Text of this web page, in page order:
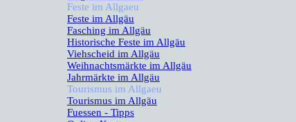
Feste im Allgaeu
Feste im Allgäu
Fasching im Allgäu
Historische Feste im Allgäu
Viehscheid im Allgäu
Weihnachtsmärkte im Allgäu
Jahrmärkte im Allgäu
Tourismus im Allgaeu
Tourismus im Allgäu
Fuessen - Tipps